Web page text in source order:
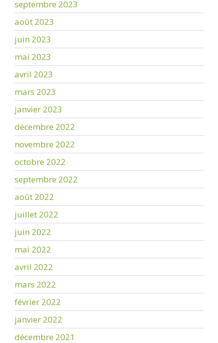
septembre 2023
août 2023
juin 2023
mai 2023
avril 2023
mars 2023
janvier 2023
décembre 2022
novembre 2022
octobre 2022
septembre 2022
août 2022
juillet 2022
juin 2022
mai 2022
avril 2022
mars 2022
février 2022
janvier 2022
décembre 2021